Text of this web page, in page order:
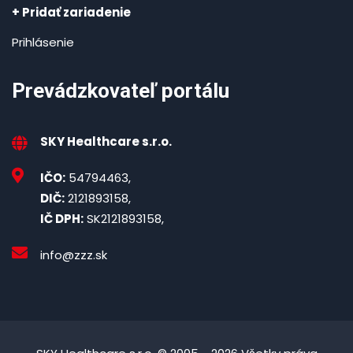
+ Pridať zariadenie
Prihlásenie
Prevádzkovateľ portálu
SKY Healthcare s.r.o.
IČO: 54794463,
DIČ:2121893158,
IČ DPH:SK2121893158,
info@zzz.sk